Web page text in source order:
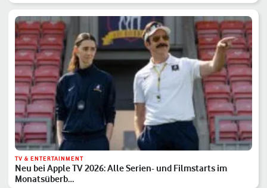
TV & ENTERTAINMENT
Neu bei Apple TV 2026: Alle Serien- und Filmstarts im
Monatsüberb…